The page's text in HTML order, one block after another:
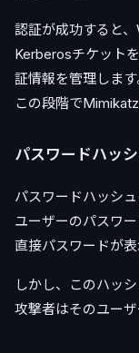
認証が成功すると
Kerberosチケット
証情報を管理します
この段階で
パスワードハッ
パスワードハッシュ
ユーザーのパスワー
直接パスワードが
しかし、このハッ
攻撃者はそのユー